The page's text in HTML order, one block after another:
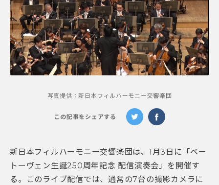
写真提供：新日本フィルハーモニー交響楽団
この記事をシェアする
新日本フィルハーモニー交響楽団は、1月3日に「ベー
トーヴェン生誕250周年記念 配信演奏会」を開催す
る。このライブ配信では、通常の7台の撮影カメラに